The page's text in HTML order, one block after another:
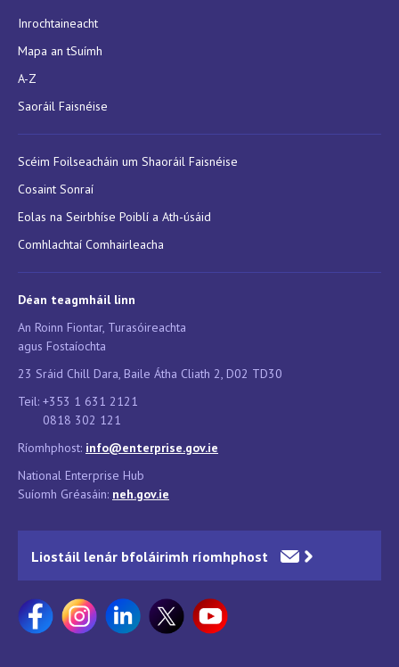
Inrochtaineacht
Mapa an tSuímh
A-Z
Saoráil Faisnéise
Scéim Foilseacháin um Shaoráil Faisnéise
Cosaint Sonraí
Eolas na Seirbhíse Poiblí a Ath-úsáid
Comhlachtaí Comhairleacha
Déan teagmháil linn
An Roinn Fiontar, Turasóireachta
agus Fostaíochta
23 Sráid Chill Dara, Baile Átha Cliath 2, D02 TD30
Teil: +353 1 631 2121
0818 302 121
Ríomhphost: info@enterprise.gov.ie
National Enterprise Hub
Suíomh Gréasáin: neh.gov.ie
Liostáil lenár bfoláirimh ríomhphost